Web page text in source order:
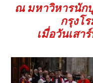
ณ มหาวิหารนัก
กรุงโ
เมื่อวันเสา